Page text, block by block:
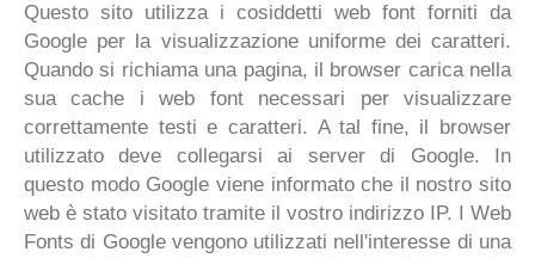
Questo sito utilizza i cosiddetti web font forniti da
Google per la visualizzazione uniforme dei caratteri.
Quando si richiama una pagina, il browser carica nella
sua cache i web font necessari per visualizzare
correttamente testi e caratteri. A tal fine, il browser
utilizzato deve collegarsi ai server di Google. In
questo modo Google viene informato che il nostro sito
web è stato visitato tramite il vostro indirizzo IP. I Web
Fonts di Google vengono utilizzati nell'interesse di una